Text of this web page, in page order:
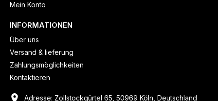
Mein Konto
INFORMATIONEN
Über uns
Versand & lieferung
Zahlungsmöglichkeiten
Kontaktieren
Adresse: Zollstockgürtel 65, 50969 Köln, Deutschland